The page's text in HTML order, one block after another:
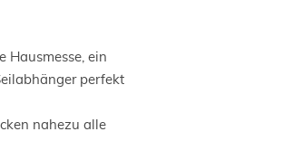
Hausmesse, ein
perfekt
nahezu alle